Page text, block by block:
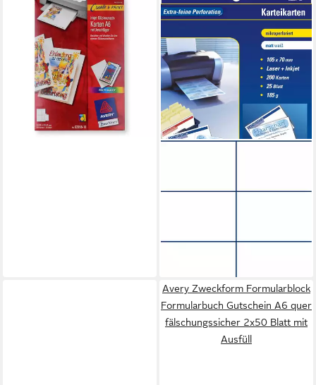
AVERY ZWECKFORM
Druckerpapier Inkjet
Glückwunschkarten A6 mit
Umschlägen
7,99 €
lieferbar - in 3-4 Werktagen bei dir
Avery Zweckform Formularblock
Formularbuch Gutschein A6 quer
fälschungssicher 2x50 Blatt mit
Ausfüll